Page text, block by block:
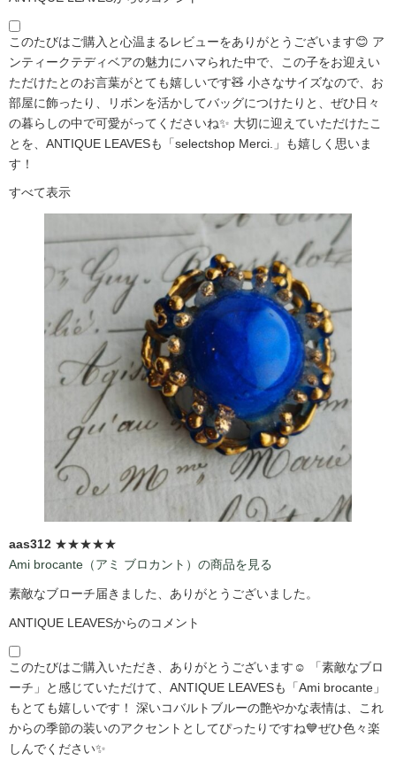
このたびはご購入と心温まるレビューをありがとうございます😊 ア
ンティークテディベアの魅力にハマられた中で、この子をお迎えい
ただけたとのお言葉がとても嬉しいです🧸 小さなサイズなので、お
部屋に飾ったり、リボンを活かしてバッグにつけたりと、ぜひ日々
の暮らしの中で可愛がってくださいね✨ 大切に迎えていただけたこ
とを、ANTIQUE LEAVESも「selectshop Merci.」も嬉しく思いま
す！
すべて表示
aas312 ★★★★★
Ami brocante（アミ ブロカント）の商品を見る
素敵なブローチ届きました、ありがとうございました。
ANTIQUE LEAVESからのコメント
このたびはご購入いただき、ありがとうございます☺️ 「素敵なブロ
ーチ」と感じていただけて、ANTIQUE LEAVESも「Ami brocante」
もとても嬉しいです！ 深いコバルトブルーの艶やかな表情は、これ
からの季節の装いのアクセントとしてぴったりですね💙ぜひ色々楽
しんでください✨